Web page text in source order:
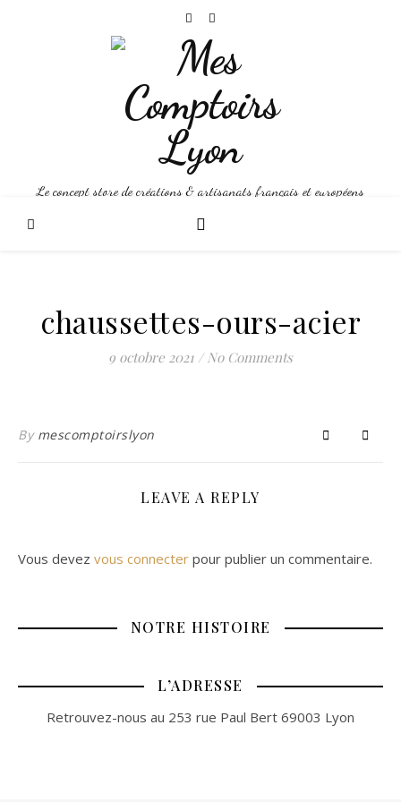
Le concept store de créations & artisanats français et européens
chaussettes-ours-acier
9 octobre 2021 / No Comments
By mescomptoirslyon
LEAVE A REPLY
Vous devez vous connecter pour publier un commentaire.
NOTRE HISTOIRE
L’ADRESSE
Retrouvez-nous au 253 rue Paul Bert 69003 Lyon